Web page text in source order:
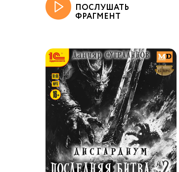
ПОСЛУШАТЬ
ФРАГМЕНТ